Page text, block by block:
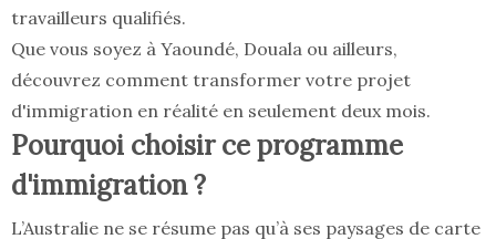
travailleurs qualifiés.
Que vous soyez à Yaoundé, Douala ou ailleurs,
découvrez comment transformer votre projet
d'immigration en réalité en seulement deux mois.
Pourquoi choisir ce programme
d'immigration ?
L’Australie ne se résume pas qu’à ses paysages de carte